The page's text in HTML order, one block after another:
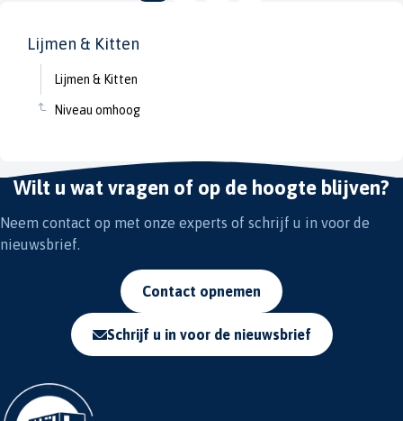
Lijmen & Kitten
Lijmen & Kitten
Niveau omhoog
Wilt u wat vragen of op de hoogte blijven?
Neem contact op met onze experts of schrijf u in voor de
nieuwsbrief.
Contact opnemen
Schrijf u in voor de nieuwsbrief